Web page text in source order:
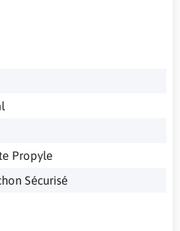
Propyle
Sécurisé